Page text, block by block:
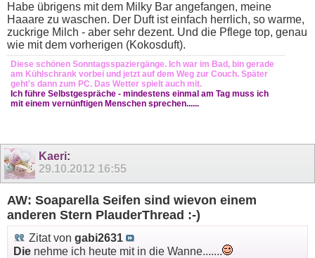
Habe übrigens mit dem Milky Bar angefangen, meine
Haaare zu waschen. Der Duft ist einfach herrlich, so warme,
zuckrige Milch - aber sehr dezent. Und die Pflege top, genau
wie mit dem vorherigen (Kokosduft).
Diese schönen Sonntagsspaziergänge. Ich war im Bad, bin gerade
am Kühlschrank vorbei und jetzt auf dem Weg zur Couch. Später
geht's dann zum PC. Das Wetter spielt auch mit.
Ich führe Selbstgespräche - mindestens einmal am Tag muss ich
mit einem vernünftigen Menschen sprechen......
Kaeri:
29.10.2012 16:55
AW: Soaparella Seifen sind wievon einem
anderen Stern PlauderThread :-)
Zitat von gabi2631
Die nehme ich heute mit in die Wanne.......